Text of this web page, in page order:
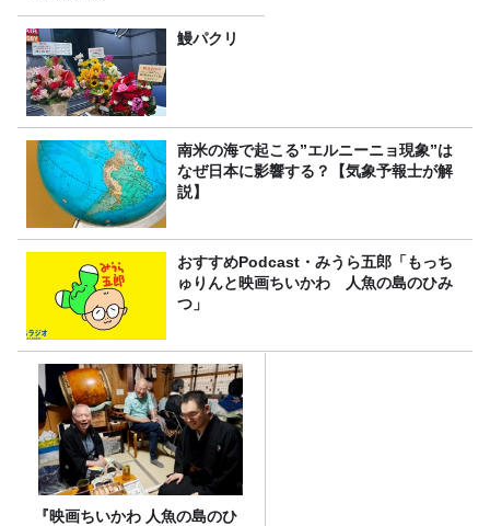
鰻パクリ
南米の海で起こる”エルニーニョ現象”は
なぜ日本に影響する？【気象予報士が解
説】
おすすめPodcast・みうら五郎「もっち
ゅりんと映画ちいかわ 人魚の島のひみ
つ」
『映画ちいかわ 人魚の島のひ